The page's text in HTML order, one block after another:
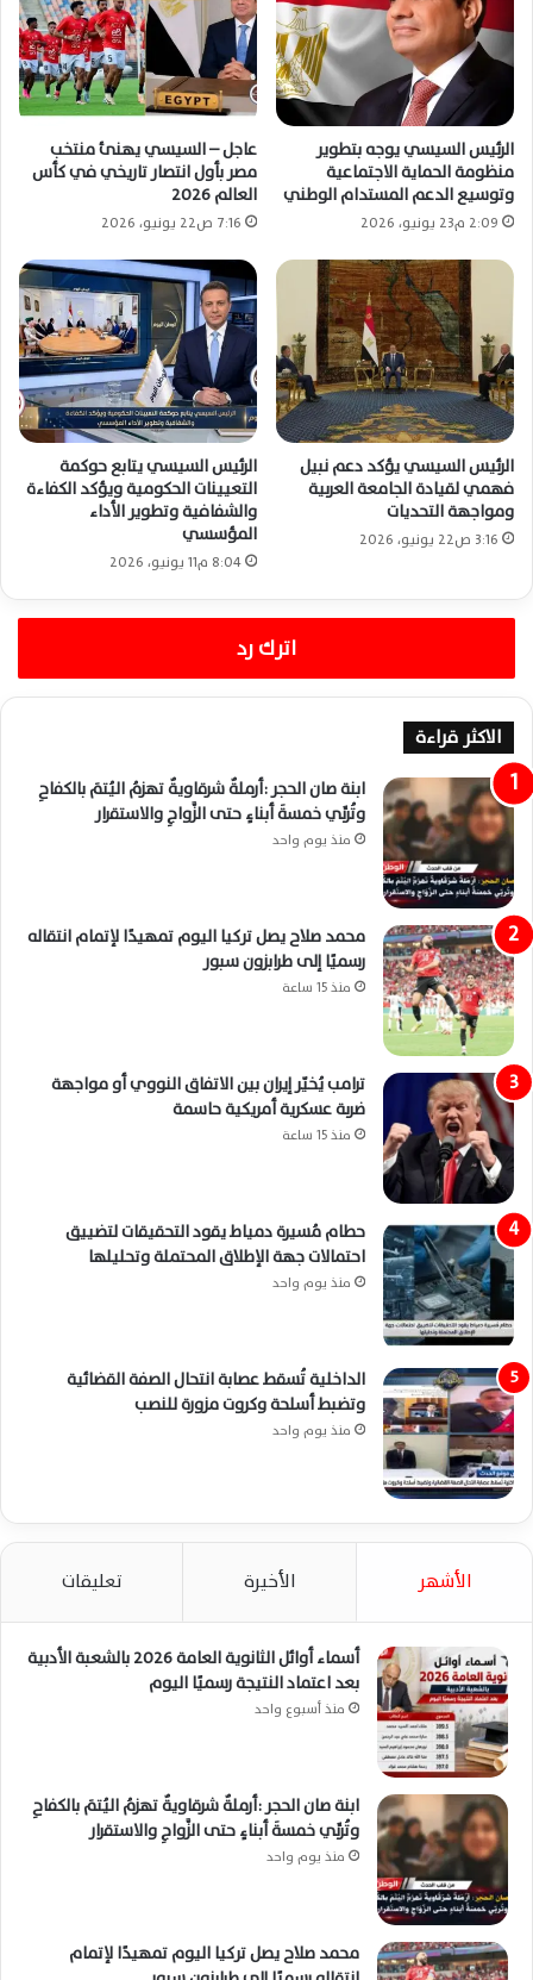
الرئيس السيسي يوجه بتطوير
منظومة الحماية الاجتماعية
وتوسيع الدعم المستدام الوطني
2:09 م23 يونيو، 2026
عاجل – السيسي يهنئ منتخب
مصر بأول انتصار تاريخي في كأس
العالم 2026
7:16 ص22 يونيو، 2026
الرئيس السيسي يؤكد دعم نبيل
فهمي لقيادة الجامعة العربية
ومواجهة التحديات
3:16 ص22 يونيو، 2026
الرئيس السيسي يتابع حوكمة
التعيينات الحكومية ويؤكد الكفاءة
والشفافية وتطوير الأداء
المؤسسي
8:04 م11 يونيو، 2026
اترك رد
الاكثر قراءة
ابنة صان الحجر :أرملةٌ شرقاويةٌ تهزمُ اليُتمَ بالكفاحِ
وتُربِّي خمسةَ أبناءٍ حتى الزَّواجِ والاستقرار
منذ يوم واحد
محمد صلاح يصل تركيا اليوم تمهيدًا لإتمام انتقاله
رسميًا إلى طرابزون سبور
منذ 15 ساعة
ترامب يُخيّر إيران بين الاتفاق النووي أو مواجهة
ضربة عسكرية أمريكية حاسمة
منذ 15 ساعة
حطام مُسيرة دمياط يقود التحقيقات لتضييق
احتمالات جهة الإطلاق المحتملة وتحليلها
منذ يوم واحد
الداخلية تُسقط عصابة انتحال الصفة القضائية
وتضبط أسلحة وكروت مزورة للنصب
منذ يوم واحد
الأشهر الأخيرة تعليقات
أسماء أوائل الثانوية العامة 2026 بالشعبة الأدبية
بعد اعتماد النتيجة رسميًا اليوم
منذ أسبوع واحد
ابنة صان الحجر :أرملةٌ شرقاويةٌ تهزمُ اليُتمَ بالكفاحِ
وتُربِّي خمسةَ أبناءٍ حتى الزَّواجِ والاستقرار
منذ يوم واحد
محمد صلاح يصل تركيا اليوم تمهيدًا لإتمام